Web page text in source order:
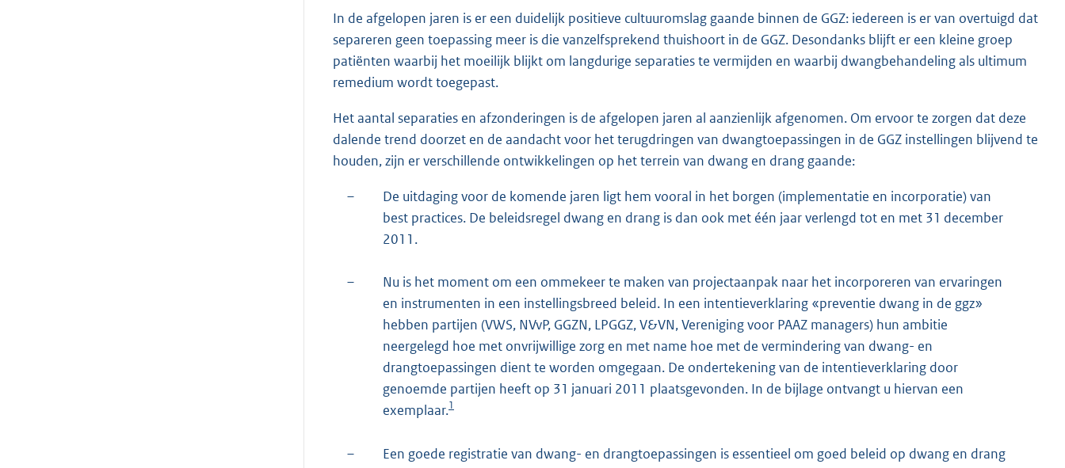
In de afgelopen jaren is er een duidelijk positieve cultuuromslag gaande binnen de GGZ: iedereen is er van overtuigd dat
separeren geen toepassing meer is die vanzelfsprekend thuishoort in de GGZ. Desondanks blijft er een kleine groep
patiënten waarbij het moeilijk blijkt om langdurige separaties te vermijden en waarbij dwangbehandeling als ultimum
remedium wordt toegepast.
Het aantal separaties en afzonderingen is de afgelopen jaren al aanzienlijk afgenomen. Om ervoor te zorgen dat deze
dalende trend doorzet en de aandacht voor het terugdringen van dwangtoepassingen in de GGZ instellingen blijvend te
houden, zijn er verschillende ontwikkelingen op het terrein van dwang en drang gaande:
–
De uitdaging voor de komende jaren ligt hem vooral in het borgen (implementatie en incorporatie) van
best practices. De beleidsregel dwang en drang is dan ook met één jaar verlengd tot en met 31 december
2011.
–
Nu is het moment om een ommekeer te maken van projectaanpak naar het incorporeren van ervaringen
en instrumenten in een instellingsbreed beleid. In een intentieverklaring «preventie dwang in de ggz»
hebben partijen (VWS, NVvP, GGZN, LPGGZ, V&VN, Vereniging voor PAAZ managers) hun ambitie
neergelegd hoe met onvrijwillige zorg en met name hoe met de vermindering van dwang- en
drangtoepassingen dient te worden omgegaan. De ondertekening van de intentieverklaring door
genoemde partijen heeft op 31 januari 2011 plaatsgevonden. In de bijlage ontvangt u hiervan een
exemplaar.1
–
Een goede registratie van dwang- en drangtoepassingen is essentieel om goed beleid op dwang en drang